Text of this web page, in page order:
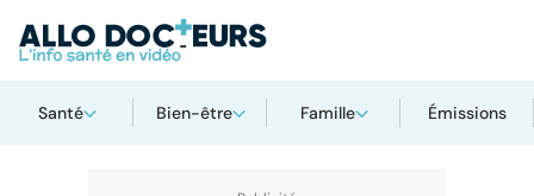
Santé Bien-être Famille Émissions